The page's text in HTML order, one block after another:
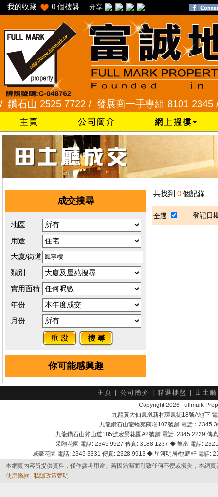
我的收藏 0 個樓盤 分享
山 2525 7722 /發展商一手專組 8101 2345 /
成交搜尋
地區
用途
大廈/街道
類別
實用面積
年份
月份
你可能感興趣
共找到 0 個記錄
全選 登記日
主頁 公司簡介 精選樓盤 田土
Copyright 2026 Fullmark
九龍黃大仙鳳凰新村環鳳街18號A地下
九龍鑽石山龍蟠苑商場107號舖 電話：2345
九龍鑽石山斧山道185號宏景花園A2號舖 電話: 2345 2229
采頣花園 電話: 2345 9927 傳真: 3188 1237 ◆ 樂富 電話:
威豪花園 電話: 2345 3331 傳真: 2328 9913 ◆ 星河明居/悅庭軒 電話
本網頁內容所提供資料，僅作參考用途。若因錯漏而引致任何不便或損失，本網
使用條款
私隱政策聲明